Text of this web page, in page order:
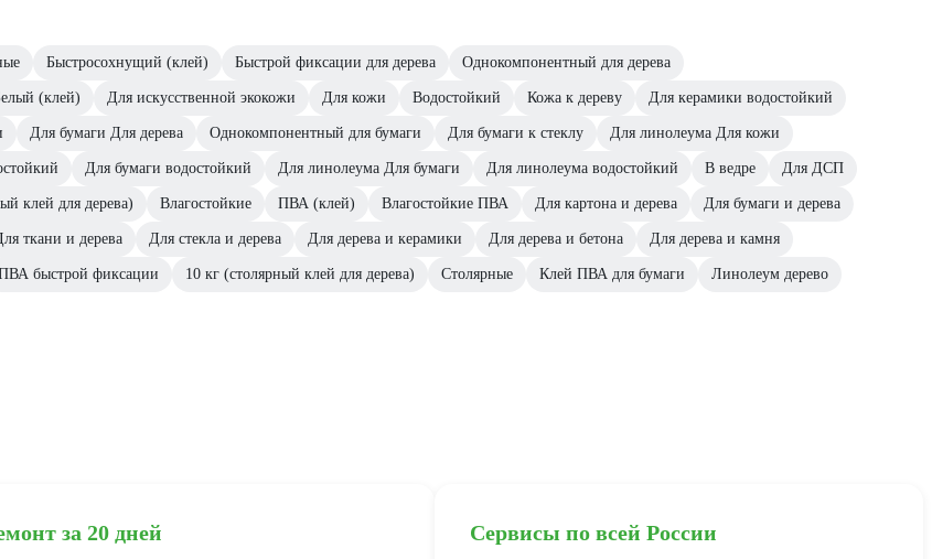
Быстросохнущий (клей) Быстрой фиксации для дерева Однокомпонентный для дерева
(клей) Для искусственной экокожи Для кожи Водостойкий Кожа к дереву Для керамики водостойкий
Для бумаги Для дерева Однокомпонентный для бумаги Для бумаги к стеклу Для линолеума Для кожи
Для бумаги водостойкий Для линолеума Для бумаги Для линолеума водостойкий В ведре Для ДСП
клей для дерева) Влагостойкие ПВА (клей) Влагостойкие ПВА Для картона и дерева Для бумаги и дерева
ткани и дерева Для стекла и дерева Для дерева и керамики Для дерева и бетона Для дерева и камня
быстрой фиксации 10 кг (столярный клей для дерева) Столярные Клей ПВА для бумаги Линолеум дерево
за 20 дней Сервисы по всей России